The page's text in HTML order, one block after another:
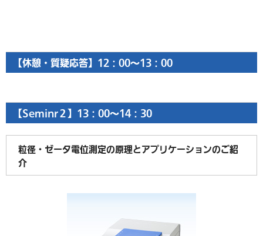
【休憩・質疑応答】12：00～13：00
【Seminr２】13：00～14：30
粒径・ゼータ電位測定の原理とアプリケーションのご紹
介